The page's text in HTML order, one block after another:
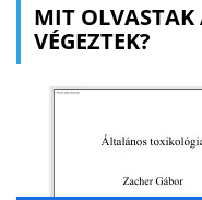
MIT OLVASTAK
VÉGEZTEK?